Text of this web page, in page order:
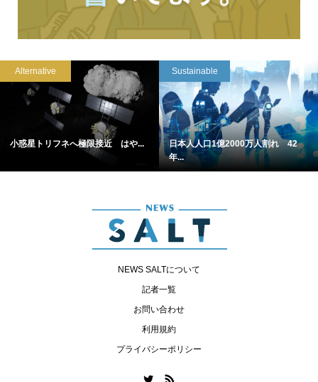
Alternative
小惑星トリフネへ極限接近 はや...
Sustainable
日本人人口1億2000万人割れ 42
年...
NEWS SALTについて
記者一覧
お問い合わせ
利用規約
プライバシーポリシー